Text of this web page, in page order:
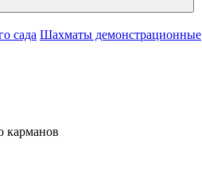
сада Шахматы демонстрационные
карманов